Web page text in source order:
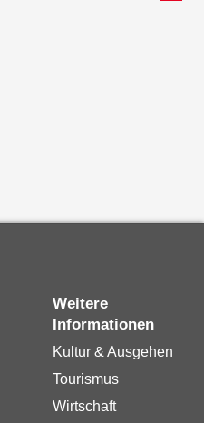
Weitere
Informationen
Kultur & Ausgehen
Tourismus
Wirtschaft